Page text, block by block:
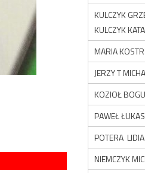
KULCZYK
KULCZYK
MARIA
JERZY T
KOZIOŁ
PAWEŁ
POTERA
NIEMCZYK